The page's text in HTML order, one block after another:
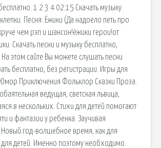
1 2 3 4 02:15 Скачать музыку.
Песня: Ёжики (Да надоело петь про
чем рэп и шансон!ёжики герои!от
Скачать песни и музыку бесплатно,
этом сайте Вы можете слушать песни
бесплатно, без регистрации. Игры для
Приключения Фольклор Сказки Проза.
ведущая, светская львица,
в нескольких. Стихи для детей помогают
и фантазии у ребенка. Заучивая
Новый год-волшебное время, как для
для детей. Именно поэтому необходимо.